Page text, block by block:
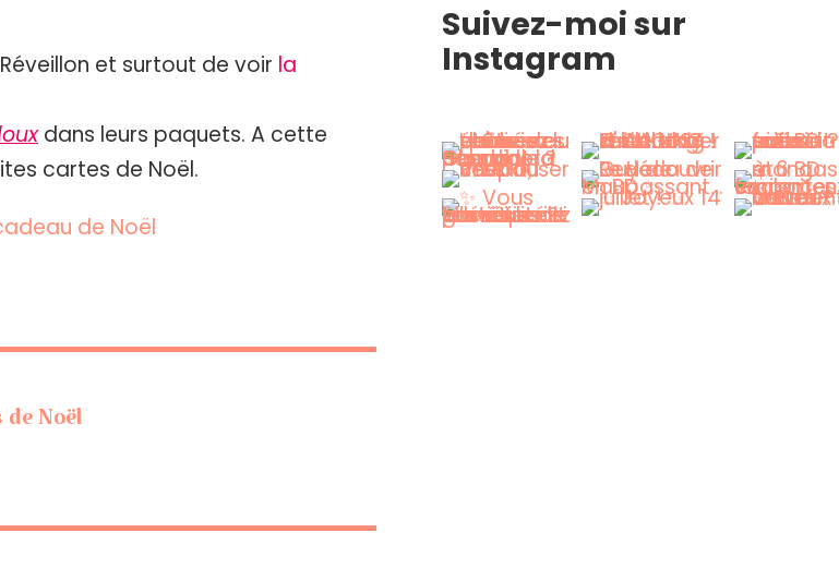
et surtout de voir la
dans leurs paquets. A cette
cartes de Noël.
de Noël
Noël
Suivez-moi sur
Instagram